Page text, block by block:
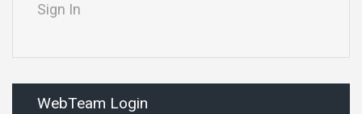
Sign In
WebTeam Login